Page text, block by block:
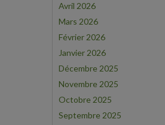
Avril 2026
Mars 2026
Février 2026
Janvier 2026
Décembre 2025
Novembre 2025
Octobre 2025
Septembre 2025